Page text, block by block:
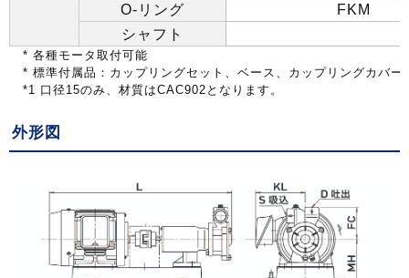
O- リング FKM
シャフト
* 各種モータ取付可能
* 標準付属品：カップリングセット、ベース、カップリングカバー
*1 口径15のみ、材質はCAC902 となります。
外形図